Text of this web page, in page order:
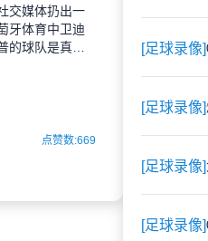
交媒体扔出一
牙体育中卫迪
球队是真看
点赞数:669
[足球录像]
[足球录像]
[足球录像]
[足球录像]